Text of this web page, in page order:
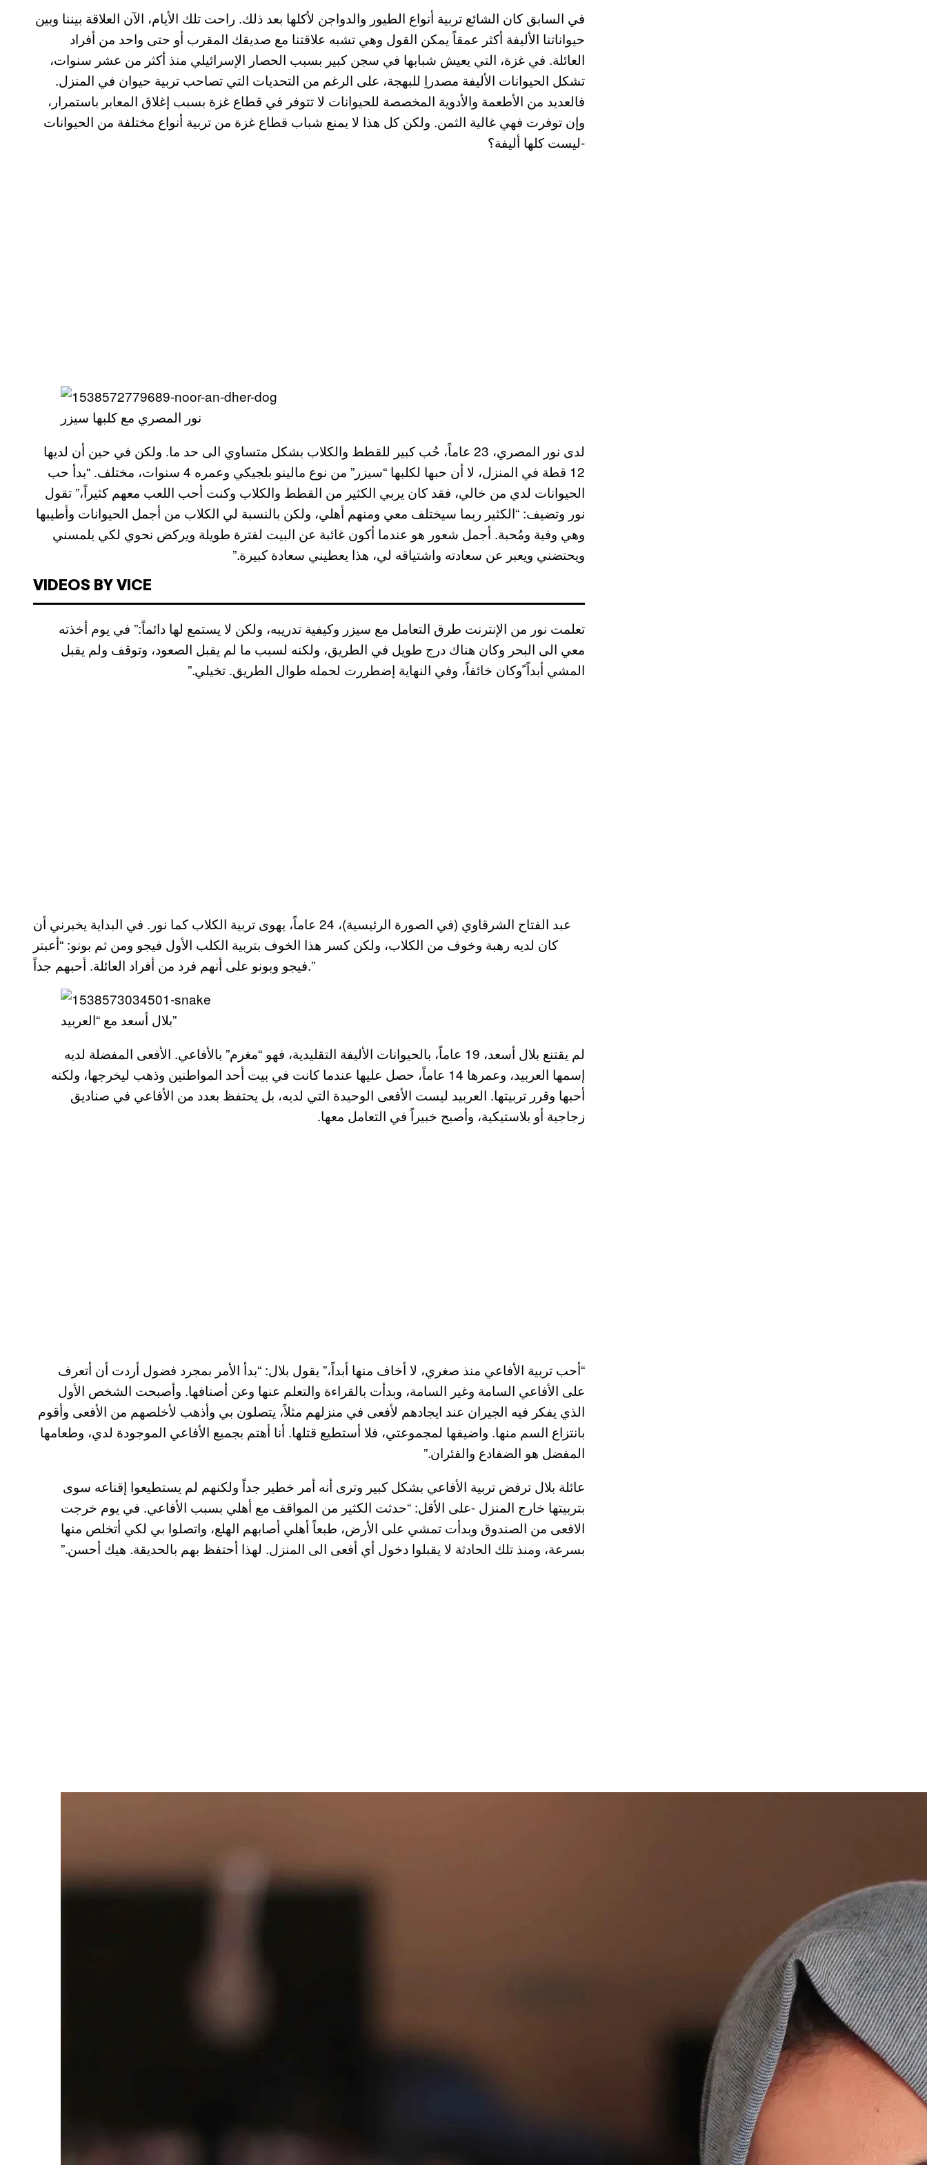
في السابق كان الشائع تربية أنواع الطيور والدواجن لأكلها بعد ذلك. راحت تلك الأيام، الآن العلاقة بيننا وبين
حيواناتنا الأليفة أكثر عمقاً يمكن القول وهي تشبه علاقتنا مع صديقك المقرب أو حتى واحد من أفراد
العائلة. في غزة، التي يعيش شبابها في سجن كبير بسبب الحصار الإسرائيلي منذ أكثر من عشر سنوات،
تشكل الحيوانات الأليفة مصدراِ للبهجة، على الرغم من التحديات التي تصاحب تربية حيوان في المنزل.
فالعديد من الأطعمة والأدوية المخصصة للحيوانات لا تتوفر في قطاع غزة بسبب إغلاق المعابر باستمرار،
وإن توفرت فهي غالية الثمن. ولكن كل هذا لا يمنع شباب قطاع غزة من تربية أنواع مختلفة من الحيوانات
-ليست كلها أليفة؟
نور المصري مع كلبها سيزر
لدى نور المصري، 23 عاماً، حُب كبير للقطط والكلاب بشكل متساوي الى حد ما. ولكن في حين أن لديها
12 قطة في المنزل، لا أن حبها لكلبها “سيزر” من نوع مالينو بلجيكي وعمره 4 سنوات، مختلف. “بدأ حب
الحيوانات لدي من خالي، فقد كان يربي الكثير من القطط والكلاب وكنت أحب اللعب معهم كثيراً،” تقول
نور وتضيف: “الكثير ربما سيختلف معي ومنهم أهلي، ولكن بالنسبة لي الكلاب من أجمل الحيوانات وأطيبها
وهي وفية ومُحبة. أجمل شعور هو عندما أكون غائبة عن البيت لفترة طويلة ويركض نحوي لكي يلمسني
ويحتضني ويعبر عن سعادته واشتياقه لي، هذا يعطيني سعادة كبيرة.”
VIDEOS BY VICE
تعلمت نور من الإنترنت طرق التعامل مع سيزر وكيفية تدريبه، ولكن لا يستمع لها دائماً:” في يوم أخذته
معي الى البحر وكان هناك درج طويل في الطريق، ولكنه لسبب ما لم يقبل الصعود، وتوقف ولم يقبل
المشي أبداً ًوكان خائفاً، وفي النهاية إضطررت لحمله طوال الطريق. تخيلي.”
عبد الفتاح الشرقاوي (في الصورة الرئيسية)، 24 عاماً، يهوى تربية الكلاب كما نور. في البداية يخبرني أن
كان لديه رهبة وخوف من الكلاب، ولكن كسر هذا الخوف بتربية الكلب الأول فيجو ومن ثم بونو: “أعبتر
فيجو وبونو على أنهم فرد من أفراد العائلة. أحبهم جداً.”
بلال أسعد مع “العربيد”
لم يقتنع بلال أسعد، 19 عاماً، بالحيوانات الأليفة التقليدية، فهو “مغرم” بالأفاعي. الأفعى المفضلة لديه
إسمها العربيد، وعمرها 14 عاماً، حصل عليها عندما كانت في بيت أحد المواطنين وذهب ليخرجها، ولكنه
أحبها وقرر تربيتها. العربيد ليست الأفعى الوحيدة التي لديه، بل يحتفظ بعدد من الأفاعي في صناديق
زجاجية أو بلاستيكية، وأصبح خبيراً في التعامل معها.
“أحب تربية الأفاعي منذ صغري، لا أخاف منها أبداً،” يقول بلال: “بدأ الأمر بمجرد فضول أردت أن أتعرف
على الأفاعي السامة وغير السامة، وبدأت بالقراءة والتعلم عنها وعن أصنافها. وأصبحت الشخص الأول
الذي يفكر فيه الجيران عند ايجادهم لأفعى في منزلهم مثلاً، يتصلون بي وأذهب لأخلصهم من الأفعى وأقوم
بانتزاع السم منها. واضيفها لمجموعتي، فلا أستطيع قتلها. أنا أهتم بجميع الأفاعي الموجودة لدي، وطعامها
المفضل هو الضفادع والفئران.”
عائلة بلال ترفض تربية الأفاعي بشكل كبير وترى أنه أمر خطير جداً ولكنهم لم يستطيعوا إقناعه سوى
بتربيتها خارج المنزل -على الأقل: “حدثت الكثير من المواقف مع أهلي بسبب الأفاعي. في يوم خرجت
الافعى من الصندوق وبدأت تمشي على الأرض، طبعاً أهلي أصابهم الهلع، واتصلوا بي لكي أتخلص منها
بسرعة، ومنذ تلك الحادثة لا يقبلوا دخول أي أفعى الى المنزل. لهذا أحتفظ بهم بالحديقة. هيك أحسن.”